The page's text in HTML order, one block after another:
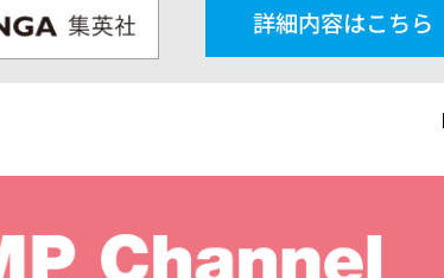
詳細内容はこちら